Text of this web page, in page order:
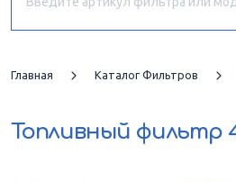
Главная Каталог Фильтров
Топливный фильтр